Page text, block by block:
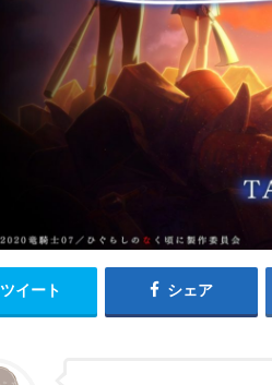
ツイート シェア